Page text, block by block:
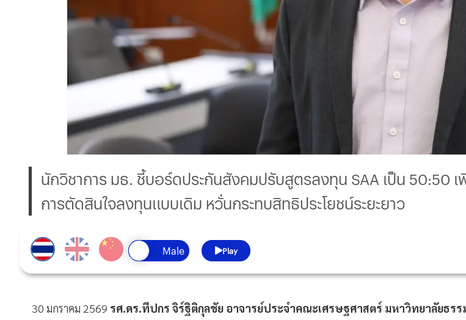
นักวิชาการ มธ. ชี้บอร์ดประกันสังคมปรับสูตรลงทุน SAA เป็น 50:50
การตัดสินใจลงทุนแบบเดิม หวั่นกระทบสิทธิประโยชน์ระยะยาว
Play
30 มกราคม 2569 รศ.ดร.ทีปกร จิร์ฐิติกุลชัย อาจารย์ประจำคณะเศรษฐศาสตร์ มหาวิทยาลัยธรร